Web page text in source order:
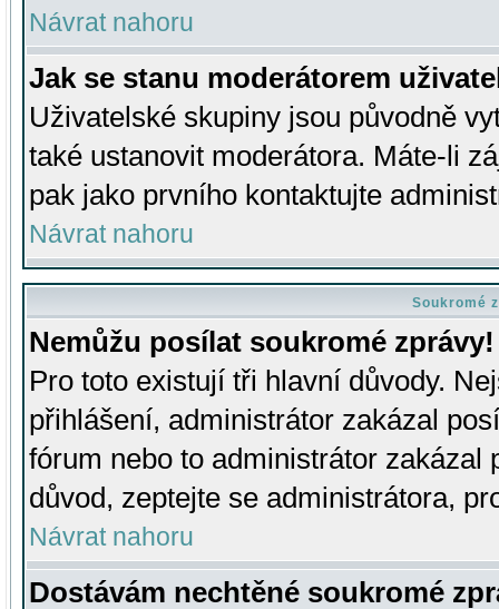
Návrat nahoru
Jak se stanu moderátorem
Uživatelské skupiny jsou původně
také ustanovit moderátora. Máte-li
pak jako prvního kontaktujte
Návrat nahoru
Soukromé
Nemůžu posílat soukromé zprávy!
Pro toto existují tři hlavní důvody.
přihlášení, administrátor zakázal
fórum nebo to administrátor zakázal
důvod, zeptejte se administrátora,
Návrat nahoru
Dostávám nechtěné soukromé